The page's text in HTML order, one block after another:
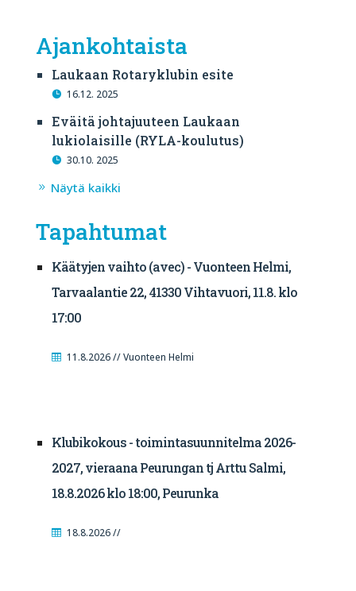
Ajankohtaista
Laukaan Rotaryklubin esite
16.12. 2025
Eväitä johtajuuteen Laukaan
lukiolaisille (RYLA-koulutus)
30.10. 2025
Näytä kaikki
Tapahtumat
Käätyjen vaihto (avec) - Vuonteen Helmi,
Tarvaalantie 22, 41330 Vihtavuori, 11.8. klo
17:00
11.8.2026 // Vuonteen Helmi
Klubikokous - toimintasuunnitelma 2026-
2027, vieraana Peurungan tj Arttu Salmi,
18.8.2026 klo 18:00, Peurunka
18.8.2026 //